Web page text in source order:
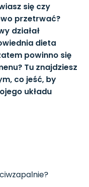
się czy
przetrwać?
działał
dieta
powinno się
Tu znajdziesz
co jeść, by
układu